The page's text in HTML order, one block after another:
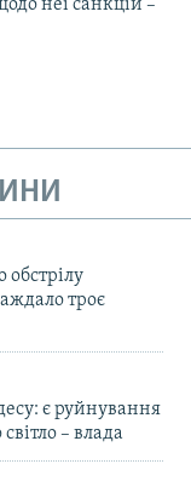
неї санкцій –
обстрілу
троє
є руйнування
– влада